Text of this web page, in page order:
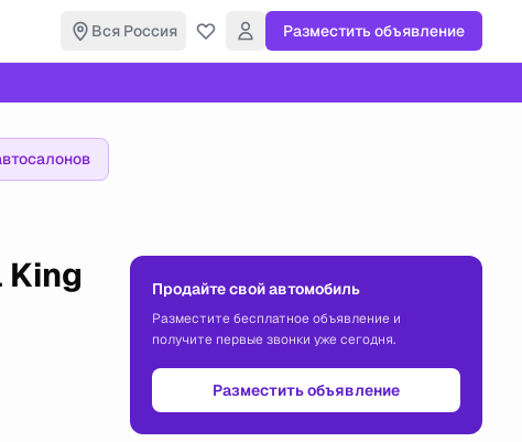
Вся Россия Разместить объявление
Продайте свой автомобиль
Разместите бесплатное объявление и
получите первые звонки уже сегодня.
Разместить объявление